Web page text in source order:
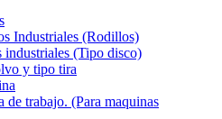
Industriales (Rodillos)
industriales (Tipo disco)
y tipo tira
de trabajo. (Para maquinas